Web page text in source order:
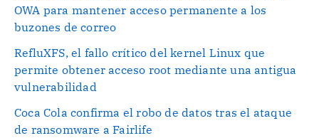
OWA para mantener acceso permanente a los
buzones de correo
RefluXFS, el fallo crítico del kernel Linux que
permite obtener acceso root mediante una antigua
vulnerabilidad
Coca Cola confirma el robo de datos tras el ataque
de ransomware a Fairlife